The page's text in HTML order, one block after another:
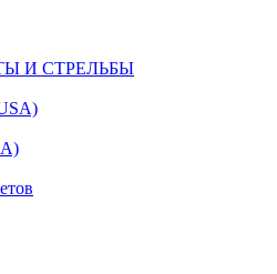
И СТРЕЛЬБЫ